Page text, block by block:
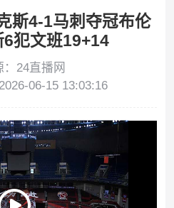
斯4-1马刺夺冠布伦
犯文班19+14
：24直播网
06-15 13:03:16